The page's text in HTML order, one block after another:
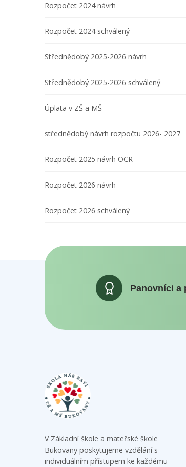
Rozpočet 2024 návrh
Rozpočet 2024 schválený
Střednědobý 2025-2026 návrh
Střednědobý 2025-2026 schválený
Úplata v ZŠ a MŠ
střednědobý návrh rozpočtu 2026- 2027
Rozpočet 2025 návrh OCR
Rozpočet 2026 návrh
Rozpočet 2026 schválený
Panovníci a
V Základní škole a mateřské škole
Bukovany poskytujeme vzdělání s
individuálním přístupem ke každému